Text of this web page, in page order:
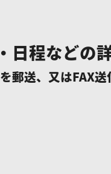
日程などの
郵送、又はFAX